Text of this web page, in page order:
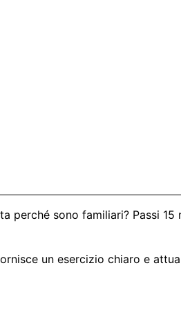
sono familiari? Passi
un esercizio chiaro e